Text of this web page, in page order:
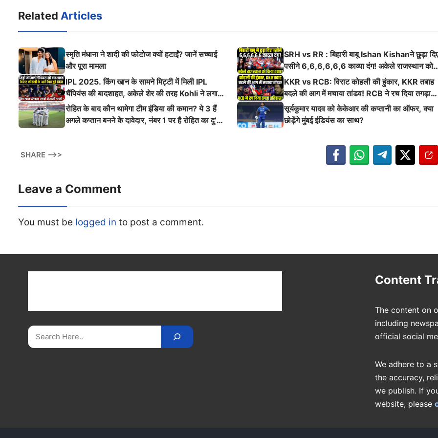
Related Articles
स्मृति मंधाना ने शादी की फोटोज क्यों हटाईं? जानें सच्चाई
और पूरा मामला
SRH vs RR : बिहारी बाबू Ishan Kishanने छुड़ा
पसीने 6,6,6,6,6,6 काव्या दंग! अकेले राजस्थान को
किया तबाह!
IPL 2025. किंग खान के सामने मिट्टी में मिली IPL
चैंपियंस की बादशाहत, अकेले शेर की तरह Kohli ने लगाई
ऐसी दहाड़
KKR vs RCB: विराट कोहली की हुंकार, KKR तबाह
बदले की आग में मचाया तांडव! RCB ने रच दिया तगड़ा
इतिहास
रोहित के बाद कौन थामेगा टीम इंडिया की कमान? ये 3 हैं
अगले कप्तान बनने के दावेदार, नंबर 1 पर है रोहित का दु’
सूर्यकुमार यादव को केकेआर की कप्तानी का ऑफर, क्या
छोड़ेंगे मुंबई इंडियंस का साथ?
SHARE -->>
Leave a Comment
You must be logged in to post a comment.
Search
Content
The content on
including
official social
We adhere to a
the accuracy,
we publish. If
website, please